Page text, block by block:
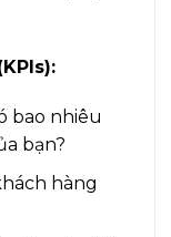
bao nhiêu
bạn?
hàng